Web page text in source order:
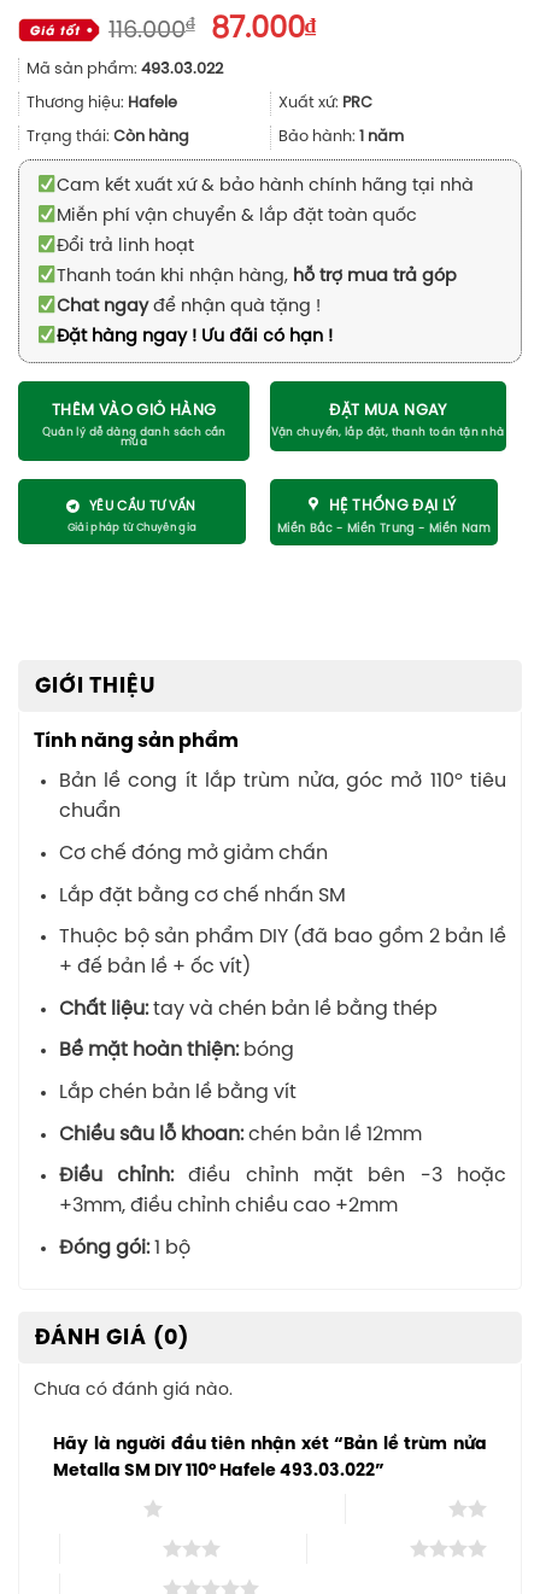
116.000₫
Giá
gốc
là:
116.000₫.
87.000₫Giá
là:
87.000₫.
Mã sản phẩm: 493.03.022
Thương hiệu: Hafele Xuất xứ: PRC
Trạng thái: Còn hàng Bảo hành: 1 năm
Cam kết xuất xứ & bảo hành chính hãng tại nhà
Miễn phí vận chuyển & lắp đặt toàn quốc
Đổi trả linh hoạt
Thanh toán khi nhận hàng, hỗ trợ mua trả góp
Chat ngayđể nhận quà tặng !
Đặt hàng ngay ! Ưu đãi có hạn !
THÊM VÀO GIỎ HÀNG ĐẶT MUA NGAY
YÊU CẦU TƯ VẤN HỆ THỐNG ĐẠI LÝ
GIỚI THIỆU
Tính năng sản phẩm
Bản lề cong ít lắp trùm nửa, góc mở 110º tiêu
chuẩn
Cơ chế đóng mở giảm chấn
Lắp đặt bằng cơ chế nhấn SM
Thuộc bộ sản phẩm DIY (đã bao gồm 2 bản lề
+ đế bản lề + ốc vít)
Chất liệu:tay và chén bản lề bằng thép
Bề mặt hoàn thiện:bóng
Lắp chén bản lề bằng vít
Chiều sâu lỗ khoan:chén bản lề 12mm
Điều chỉnh:điều chỉnh mặt bên -3 hoặc
+3mm, điều chỉnh chiều cao +2mm
Đóng gói:1 bộ
ĐÁNH GIÁ (0)
Chưa có đánh giá nào.
Hãy là người đầu tiên nhận xét “Bản lề trùm nửa
Metalla SM DIY 110º Hafele 493.03.022”